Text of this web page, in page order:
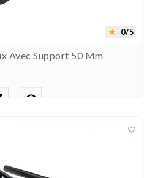
 0/5
Avec Support 50 Mm

